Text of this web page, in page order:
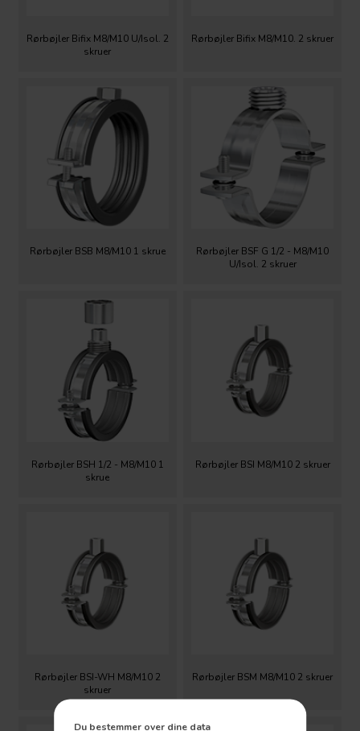
Du bestemmer over dine data
Rørbøjler Bifix M8/M10 U/Isol. 2
skruer
Rørbøjler Bifix M8/M10. 2 skruer
Rørbøjler BSB M8/M10 1 skrue
Rørbøjler BSF G 1/2 - M8/M10
U/Isol. 2 skruer
Rørbøjler BSH 1/2 - M8/M10 1
skrue
Rørbøjler BSI M8/M10 2 skruer
Rørbøjler BSI-WH M8/M10 2
skruer
Rørbøjler BSM M8/M10 2 skruer